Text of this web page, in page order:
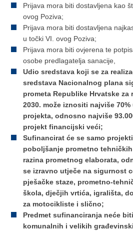
Prijava mora biti dostavljena kao
ovog Poziva;
Prijava mora biti dostavljena
u točki VI. ovog Poziva;
Prijava mora biti ovjerena te
osobe predlagatelja sanacije,
Udio sredstava koji se za
sredstava Nacionalnog plana
prometa Republike Hrvatske za
2030. može iznositi najviše
projekta, odnosno najviše
projekt financijski veći;
Sufinancirat će se samo
poboljšanje prometno
razina prometnog elaborata,
se izravno utječe na sigurnost
pješačke staze, prometno-
škola, dječjih vrtića, igrališta,
za motocikliste i slično;
Predmet sufinanciranja neće
komunalnih i velikih